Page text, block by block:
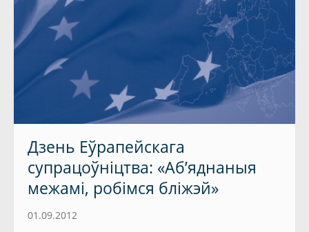
Дзень Еўрапейскага
супрацоўніцтва: «Аб’яднаныя
межамі, робімся бліжэй»
01.09.2012